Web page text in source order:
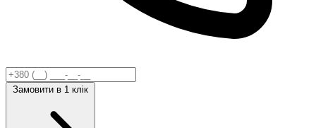
Замовити в 1 клік